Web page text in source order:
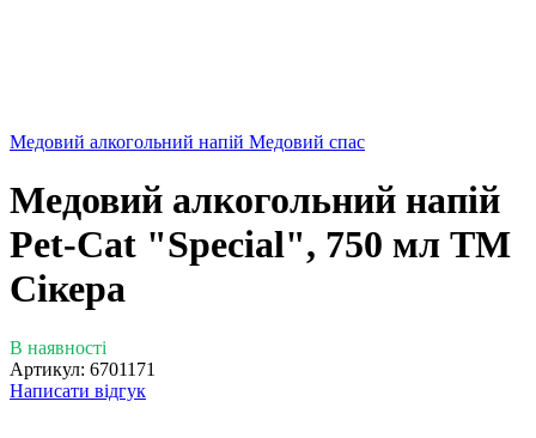
Медовий алкогольний напій Медовий спас
Медовий алкогольний напій
Pet-Cat "Special", 750 мл ТМ
Сікера
В наявності
Артикул: 6701171
Написати відгук